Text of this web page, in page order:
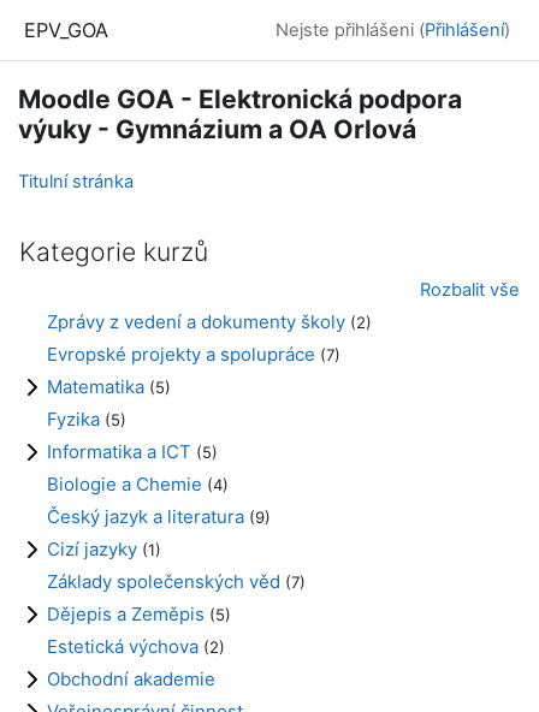
EPV_GOA Nejste přihlášeni (Přihlášení)
Moodle GOA - Elektronická podpora
výuky - Gymnázium a OA Orlová
Titulní stránka
Kategorie kurzů
Rozbalit vše
Zprávy z vedení a dokumenty školy (2)
Evropské projekty a spolupráce (7)
Matematika (5)
Fyzika (5)
Informatika a ICT (5)
Biologie a Chemie (4)
Český jazyk a literatura (9)
Cizí jazyky (1)
Základy společenských věd (7)
Dějepis a Zeměpis (5)
Estetická výchova (2)
Obchodní akademie